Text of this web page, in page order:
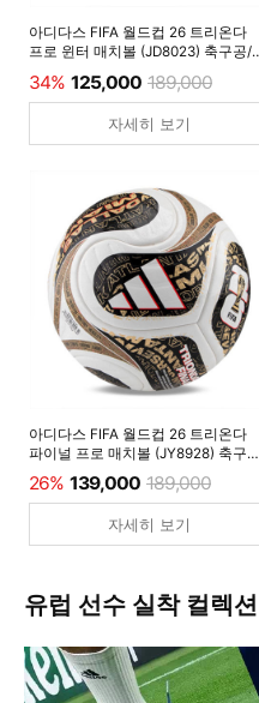
아디다스 FIFA 월드컵 26 트리온다
프로 윈터 매치볼 (JD8023) 축구공/
34% 125,000 189,000
자세히 보기
아디다스 FIFA 월드컵 26 트리온다
파이널 프로 매치볼 (JY8928) 축구공/
26% 139,000 189,000
자세히 보기
유럽 선수 실착 컬렉션